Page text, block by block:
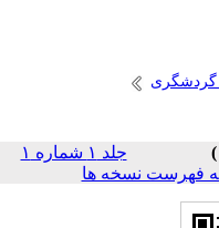
جلد ۱ شماره ۱
فهرست نسخه ها